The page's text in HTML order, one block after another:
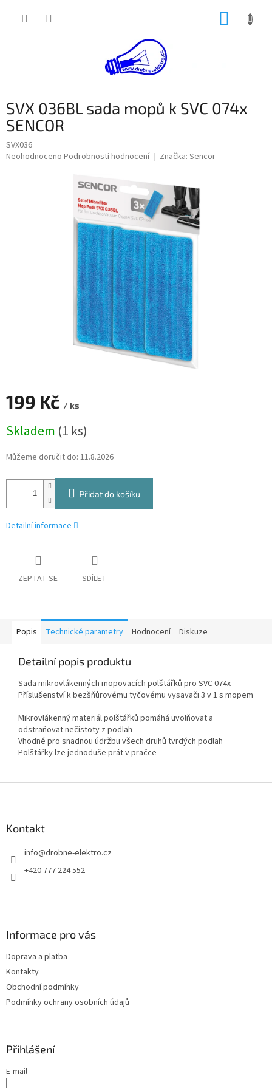
SVX 036BL sada mopů k SVC 074x
SENCOR
SVX036
Průměrné
Neohodnoceno Podrobnosti hodnocení Značka: Sencor
199 Kč / ks
cena:
Skladem (1 ks)
Můžeme doručit do: 11.8.2026
Přidat do košíku
Detailní informace
ZEPTAT SE SDÍLET
Popis Technické parametry Hodnocení Diskuze
Detailní popis produktu
Sada mikrovlákenných mopovacích polštářků pro SVC 074x
Příslušenství k bezšňůrovému tyčovému vysavači 3 v 1 s mopem
Mikrovlákenný materiál polštářků pomáhá uvolňovat a
odstraňovat nečistoty z podlah
Vhodné pro snadnou údržbu všech druhů tvrdých podlah
Polštářky lze jednoduše prát v pračce
Kontakt
info@drobne-elektro.cz
+420 777 224 552
Informace pro vás
Doprava a platba
Kontakty
Obchodní podmínky
Podmínky ochrany osobních údajů
Přihlášení
E-mail